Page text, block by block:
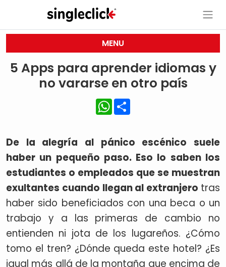
MENU
5 Apps para aprender idiomas y
no vararse en otro país
WhatsApp
De la alegría al pánico escénico suele
haber un pequeño paso. Eso lo saben los
estudiantes o empleados que se muestran
exultantes cuando llegan al extranjero tras
haber sido beneficiados con una beca o un
trabajo y a las primeras de cambio no
entienden ni jota de los lugareños. ¿Cómo
tomo el tren? ¿Dónde queda este hotel? ¿Es
igual más allá de la montaña que encima de